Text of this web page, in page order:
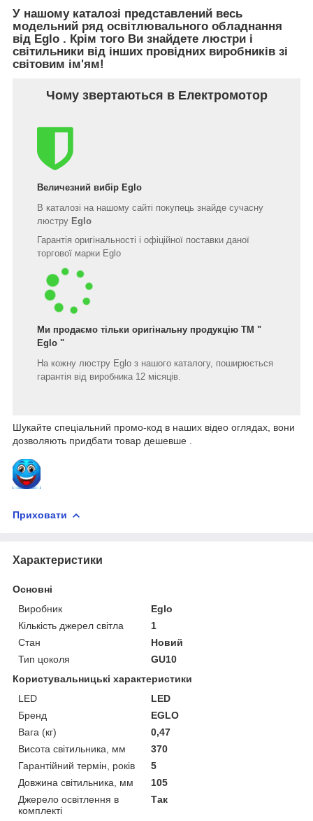
У нашому каталозі представлений весь
модельний ряд освітлювального обладнання
від Eglo . Крім того Ви знайдете люстри і
світильники від інших провідних виробників зі
світовим ім'ям!
Чому звертаються в Електромотор
Величезний вибір Eglo
В каталозі на нашому сайті покупець знайде сучасну
люстру Eglo
Гарантія оригінальності і офіційної поставки даної
торгової марки Eglo
Ми продаємо тільки оригінальну продукцію ТМ "
Eglo "
На кожну люстру Eglo з нашого каталогу, поширюється
гарантія від виробника 12 місяців.
Шукайте спеціальний промо-код в наших відео оглядах, вони
дозволяють придбати товар дешевше .
Приховати
Характеристики
Основні
Виробник
Eglo
Кількість джерел світла
1
Стан
Новий
Тип цоколя
GU10
Користувальницькі характеристики
LED
LED
Бренд
EGLO
Вага (кг)
0,47
Висота світильника, мм
370
Гарантійний термін, років
5
Довжина світильника, мм
105
Джерело освітлення в
комплекті
Так